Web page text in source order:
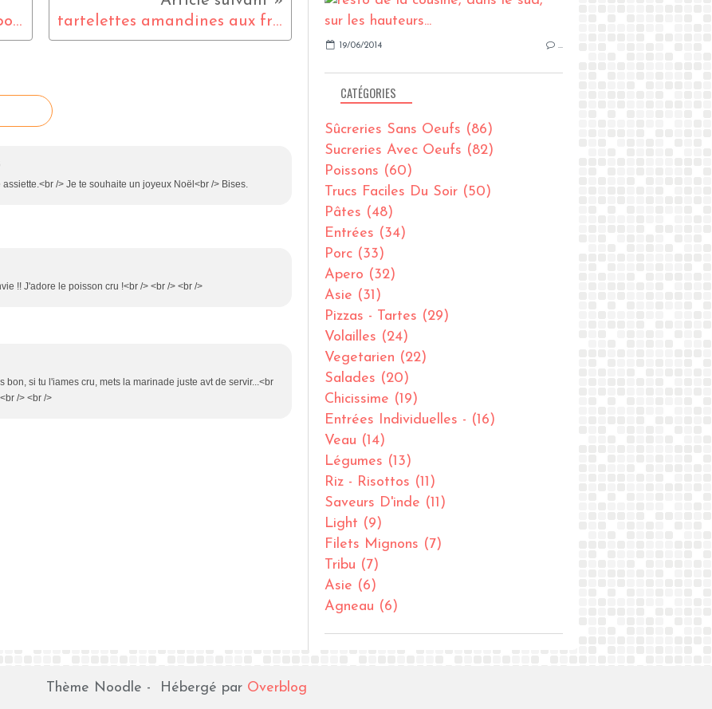
Hamburger à l'italienne : poulet , tomates sèchées et bresaola tartelettes amandines aux fruits rouges
/> Je te souhaite un joyeux Noël<br /> Bises.
!! J'adore le poisson cru !<br /> <br /> <br />
bon, si tu l'iames cru, mets la marinade juste avt de servir...<br
/> <br />
19/06/2014 …
CATÉGORIES
Sûcreries Sans Oeufs (86)
Sucreries Avec Oeufs (82)
Poissons (60)
Trucs Faciles Du Soir (50)
Pâtes (48)
Entrées (34)
Porc (33)
Apero (32)
Asie (31)
Pizzas - Tartes (29)
Volailles (24)
Vegetarien (22)
Salades (20)
Chicissime (19)
Entrées Individuelles - (16)
Veau (14)
Légumes (13)
Riz - Risottos (11)
Saveurs D'inde (11)
Light (9)
Filets Mignons (7)
Tribu (7)
Asie (6)
Agneau (6)
Thème Noodle - Hébergé par Overblog